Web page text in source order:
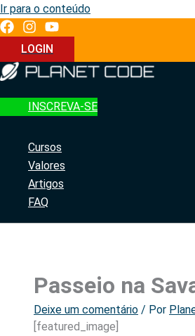
Ir para o conteúdo
LOGIN
INSCREVA-SE
Cursos
Valores
Artigos
FAQ
Passeio na
Deixe um comentário / Por
[featured_image]